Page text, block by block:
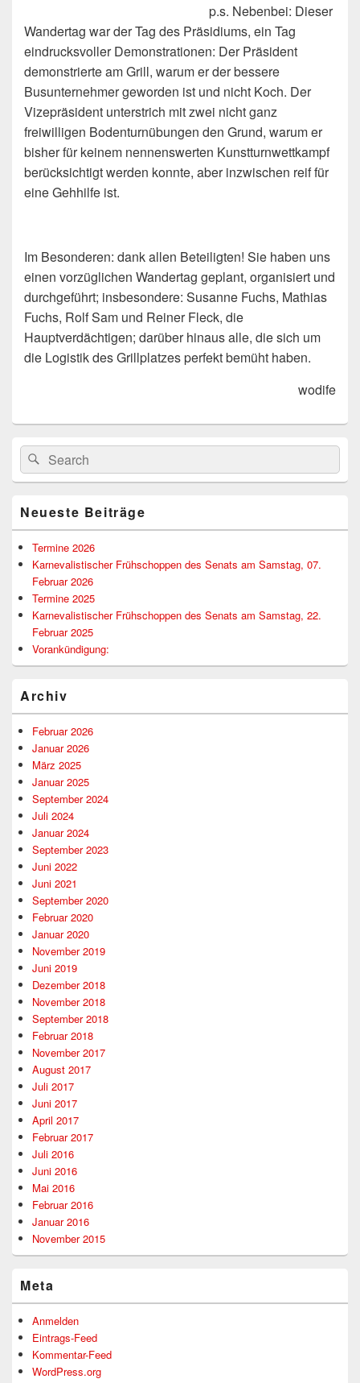
p.s. Nebenbei: Dieser
Wandertag war der Tag des Präsidiums, ein Tag
eindrucksvoller Demonstrationen: Der Präsident
demonstrierte am Grill, warum er der bessere
Busunternehmer geworden ist und nicht Koch. Der
Vizepräsident unterstrich mit zwei nicht ganz
freiwilligen Bodenturnübungen den Grund, warum er
bisher für keinem nennenswerten Kunstturnwettkampf
berücksichtigt werden konnte, aber inzwischen reif für
eine Gehhilfe ist.
Im Besonderen: dank allen Beteiligten! Sie haben uns
einen vorzüglichen Wandertag geplant, organisiert und
durchgeführt; insbesondere: Susanne Fuchs, Mathias
Fuchs, Rolf Sam und Reiner Fleck, die
Hauptverdächtigen; darüber hinaus alle, die sich um
die Logistik des Grillplatzes perfekt bemüht haben.
wodife
Primärer
Seitenleisten-
Widgetbereich
Suchen
nach:
Suchen
Neueste Beiträge
Termine 2026
Karnevalistischer Frühschoppen des Senats am Samstag, 07.
Februar 2026
Termine 2025
Karnevalistischer Frühschoppen des Senats am Samstag, 22.
Februar 2025
Vorankündigung:
Archiv
Februar 2026
Januar 2026
März 2025
Januar 2025
September 2024
Juli 2024
Januar 2024
September 2023
Juni 2022
Juni 2021
September 2020
Februar 2020
Januar 2020
November 2019
Juni 2019
Dezember 2018
November 2018
September 2018
Februar 2018
November 2017
August 2017
Juli 2017
Juni 2017
April 2017
Februar 2017
Juli 2016
Juni 2016
Mai 2016
Februar 2016
Januar 2016
November 2015
Meta
Anmelden
Eintrags-Feed
Kommentar-Feed
WordPress.org